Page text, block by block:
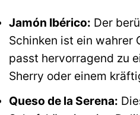
Jamón Ibérico: Der
Schinken ist ein wahrer
passt hervorragend zu
Sherry oder einem
Queso de la Serena: